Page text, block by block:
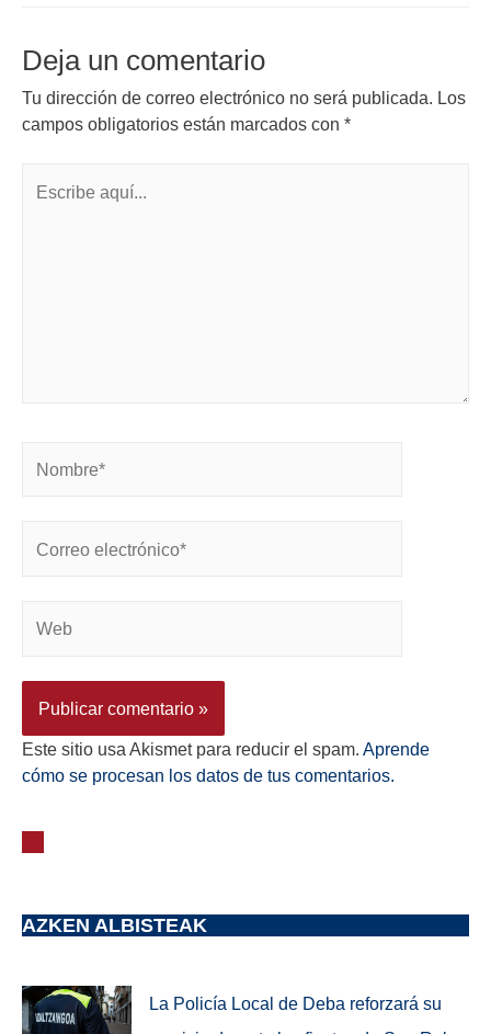
Deja un comentario
Tu dirección de correo electrónico no será publicada. Los
campos obligatorios están marcados con *
Este sitio usa Akismet para reducir el spam. Aprende
cómo se procesan los datos de tus comentarios.
AZKEN ALBISTEAK
La Policía Local de Deba reforzará su